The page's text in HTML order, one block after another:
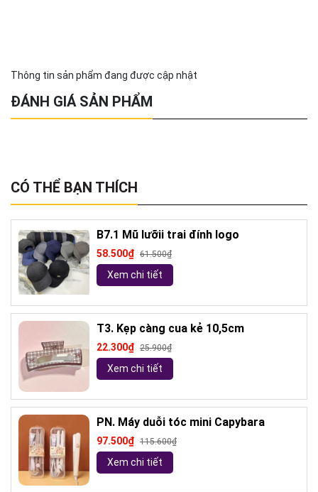
Thông tin sản phẩm đang được cập nhật
ĐÁNH GIÁ SẢN PHẨM
CÓ THỂ BẠN THÍCH
B7.1 Mũ lưỡii trai đính logo
58.500₫ 61.500₫
Xem chi tiết
T3. Kẹp càng cua kẻ 10,5cm
22.300₫ 25.900₫
Xem chi tiết
PN. Máy duỗi tóc mini Capybara
97.500₫ 115.600₫
Xem chi tiết